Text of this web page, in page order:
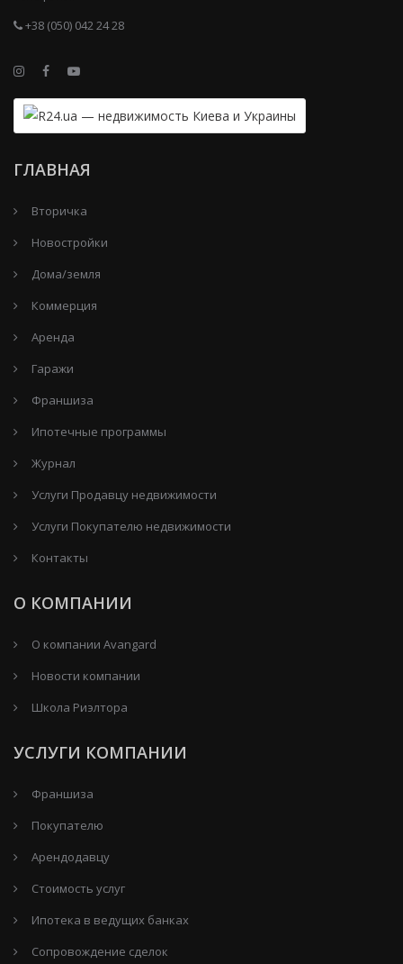
+38 (050) 042 24 28
ГЛАВНАЯ
Вторичка
Новостройки
Дома/земля
Коммерция
Аренда
Гаражи
Франшиза
Ипотечные программы
Журнал
Услуги Продавцу недвижимости
Услуги Покупателю недвижимости
Контакты
О КОМПАНИИ
О компании Avangard
Новости компании
Школа Риэлтора
УСЛУГИ КОМПАНИИ
Франшиза
Покупателю
Арендодавцу
Стоимость услуг
Ипотека в ведущих банках
Сопровождение сделок